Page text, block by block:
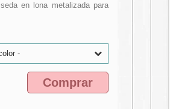
en lona metalizada para
-
Comprar